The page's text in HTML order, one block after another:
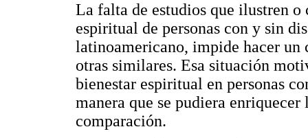
La falta de estudios que ilustren o
espiritual de personas con y sin
latinoamericano, impide hacer un
otras similares. Esa situación
bienestar espiritual en personas
manera que se pudiera
comparación.